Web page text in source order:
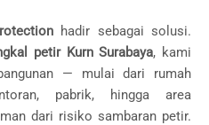
hadir sebagai solusi.
petir Kurn Surabaya, kami
— mulai dari rumah
pabrik, hingga area
dari risiko sambaran petir.